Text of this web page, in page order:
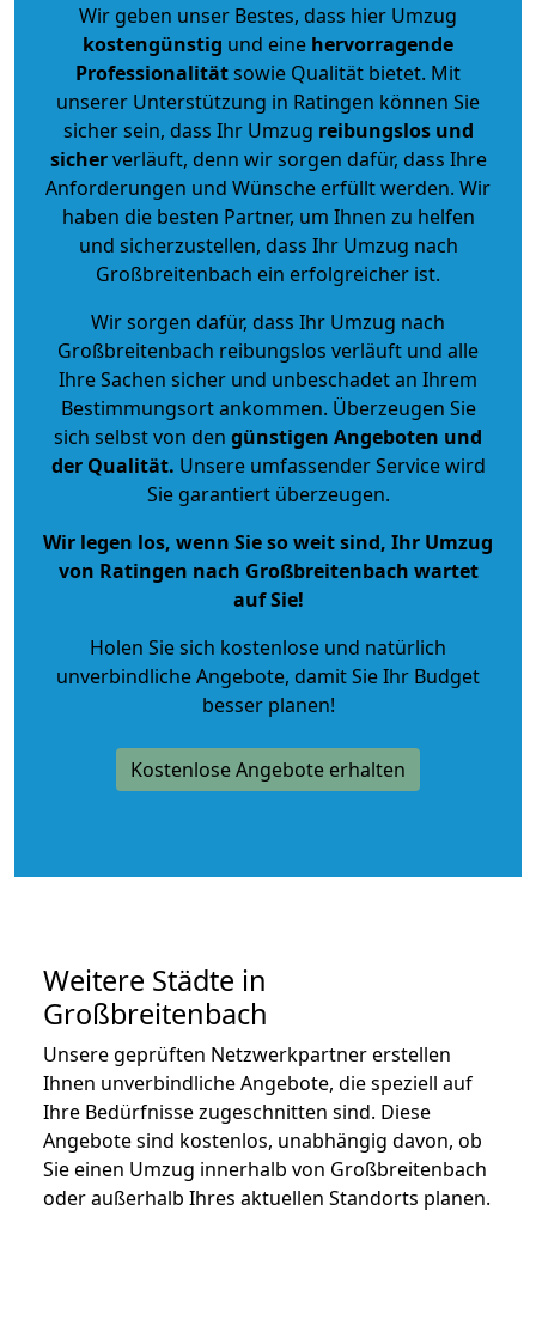
Wir geben unser Bestes, dass hier Umzug
kostengünstig und eine hervorragende
Professionalitätsowie Qualität bietet. Mit
unserer Unterstützung in Ratingen können Sie
sicher sein, dass Ihr Umzug reibungslos und
sicherverläuft, denn wir sorgen dafür, dass Ihre
Anforderungen und Wünsche erfüllt werden. Wir
haben die besten Partner, um Ihnen zu helfen
und sicherzustellen, dass Ihr Umzug nach
Großbreitenbach ein erfolgreicher ist.
Wir sorgen dafür, dass Ihr Umzug nach
Großbreitenbach reibungslos verläuft und alle
Ihre Sachen sicher und unbeschadet an Ihrem
Bestimmungsort ankommen. Überzeugen Sie
sich selbst von den günstigen Angeboten und
der Qualität. Unsere umfassender Service wird
Sie garantiert überzeugen.
Wir legen los, wenn Sie so weit sind, Ihr Umzug
von Ratingen nach Großbreitenbach wartet
auf Sie!
Holen Sie sich kostenlose und natürlich
unverbindliche Angebote, damit Sie Ihr Budget
besser planen!
Kostenlose Angebote erhalten
Weitere Städte in
Großbreitenbach
Unsere geprüften Netzwerkpartner erstellen
Ihnen unverbindliche Angebote, die speziell auf
Ihre Bedürfnisse zugeschnitten sind. Diese
Angebote sind kostenlos, unabhängig davon, ob
Sie einen Umzug innerhalb von Großbreitenbach
oder außerhalb Ihres aktuellen Standorts planen.